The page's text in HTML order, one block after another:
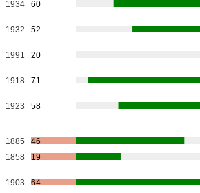
1934 60
1932 52
1991 20
1918 71
1923 58
1885
46
1858 19
1903 64